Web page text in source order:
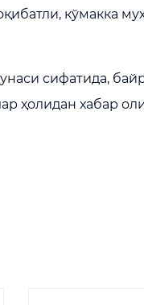
кўмакка
сифатида,
ҳолидан хабар